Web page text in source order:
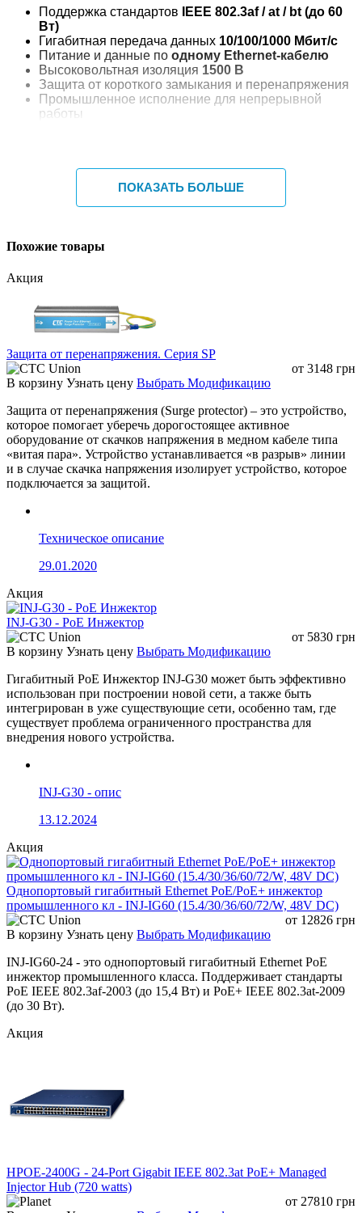
Поддержка стандартов
IEEE 802.3af / at / bt (до 60
Вт)
Гигабитная передача данных 10/100/1000 Мбит/с
Питание и данные по одному Ethernet-кабелю
Высоковольтная изоляция 1500 В
Защита от короткого замыкания и перенапряжения
Промышленное исполнение для непрерывной
работы
IP и PTZ видеокамеры
IoT и сетевые контроллеры
Сравнение моделей
Параметр
Выходной ток
до 3 А
Максимальная мощность
60 Вт
Стандарт PoE
IEEE 802.3af / at / bt
Скорость передачи данных
10/100/1000 Мбит/с
Изоляция
1500 В
Технические характеристики
(PS1260G)
Входное напряжение
PoE
44–57 В DC
Выходное
напряжение
12 В DC
Выходной ток
5 А
Мощность
60 Вт
Распиновка
Mode A / Mode B (1/2+,3/6−;
Габариты
Вес
FAQ — Часто задаваемые вопросы
Можно ли использовать с PoE-инжектором?
Да, устройства полностью совместимы с PoE-
Поддерживается ли гигабитная скорость?
Да, обе модели работают на скорости до 1000 Мбит/с.
Для чего нужен PoE-сплиттер?
Для подключения устройств без PoE к PoE-сети с
ПОКАЗАТЬ БОЛЬШЕ
Похожие товары
Акция
Защита от перенапряжения. Серия SP
от 3148 грн
В корзину Узнать цену Выбрать Модификацию
Защита от перенапряжения (Surge protector) – это устройство,
которое помогает уберечь дорогостоящее активное
оборудование от скачков напряжения в медном кабеле типа
«витая пара». Устройство устанавливается «в разрыв» линии
и в случае скачка напряжения изолирует устройство, которое
подключается за защитой.
Техническое описание
29.01.2020
Акция
INJ-G30 - PoE Инжектор
от 5830 грн
В корзину Узнать цену Выбрать Модификацию
Гигабитный PoE Инжектор INJ-G30 может быть эффективно
использован при построении новой сети, а также быть
интегрирован в уже существующие сети, особенно там, где
существует проблема ограниченного пространства для
внедрения нового устройства.
INJ-G30 - опис
13.12.2024
Акция
Однопортовый гигабитный Ethernet PoE/PoE+ инжектор
промышленного кл - INJ-IG60 (15.4/30/36/60/72/W, 48V DC)
от 12826 грн
В корзину Узнать цену Выбрать Модификацию
INJ-IG60-24 - это однопортовый гигабитный Ethernet PoE
инжектор промышленного класса. Поддерживает стандарты
PoE IEEE 802.3af-2003 (до 15,4 Вт) и PoE+ IEEE 802.3at-2009
(до 30 Вт).
Акция
HPOE-2400G - 24-Port Gigabit IEEE 802.3at PoE+ Managed
Injector Hub (720 watts)
от 27810 грн